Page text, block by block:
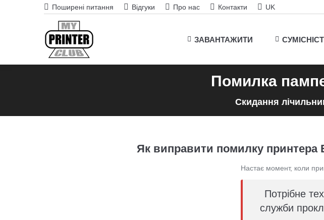
Поширені питання Відгуки Про нас Контакти UK
ЗАВАНТАЖИТИ
Помилка
Скидання
Як виправити помилку принтера
Настає момент, коли
Потрібне
служби